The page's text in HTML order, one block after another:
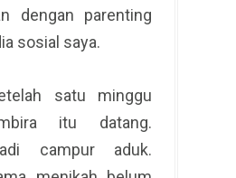
dengan parenting
sosial saya.
satu minggu
itu datang.
campur aduk.